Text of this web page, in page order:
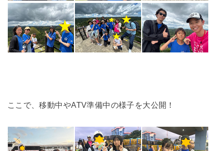
ここで、移動中やATV準備中の様子を大公開！